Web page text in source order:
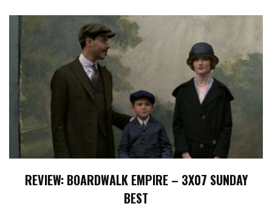
REVIEW: BOARDWALK EMPIRE – 3X07 SUNDAY
BEST